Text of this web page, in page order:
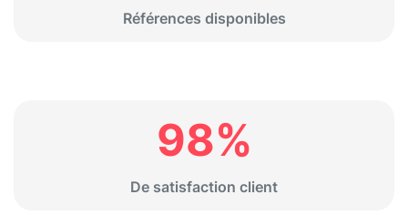
Références disponibles
98%
De satisfaction client